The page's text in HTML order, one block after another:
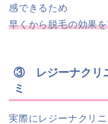
感できるため
早くから脱毛の効果
③ レジーナクリ
ミ
実際にレジーナクリ